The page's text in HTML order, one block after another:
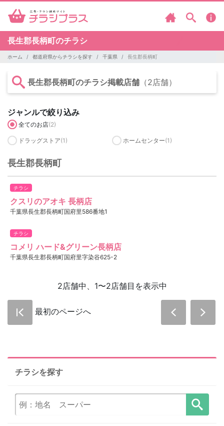
長生郡長柄町のチラシ
ホーム 都道府県からチラシを探す 千葉県 長生郡長柄町
長生郡長柄町のチラシ掲載店舗 （2店舗）
ジャンルで絞り込み
全てのお店(2)
ドラッグストア(1) ホームセンター(1)
長生郡長柄町
チラシ
クスリのアオキ 長柄店
千葉県長生郡長柄町国府里586番地1
チラシ
コメリ ハード&グリーン長柄店
千葉県長生郡長柄町国府里字染谷625-2
2店舗中、1〜2店舗目を表示中
最初のページへ
チラシを探す